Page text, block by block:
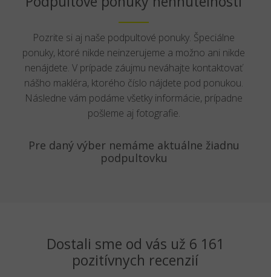
Pozrite si aj naše podpultové ponuky. Špeciálne
ponuky, ktoré nikde neinzerujeme a možno ani nikde
nenájdete. V prípade záujmu neváhajte kontaktovať
nášho makléra, ktorého číslo nájdete pod ponukou.
Následne vám podáme všetky informácie, prípadne
pošleme aj fotografie.
Pre daný výber nemáme aktuálne žiadnu
podpultovku
Dostali sme od vás už 6 161
pozitívnych recenzií